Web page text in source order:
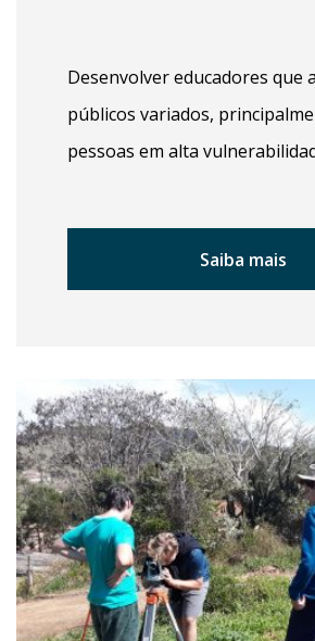
Desenvolver educadores que
públicos variados,
pessoas em alta
Saiba mais